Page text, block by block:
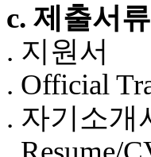
심
중
코
아
뉴
c. 제출서류
. 지원서
. Official
. 자기소개